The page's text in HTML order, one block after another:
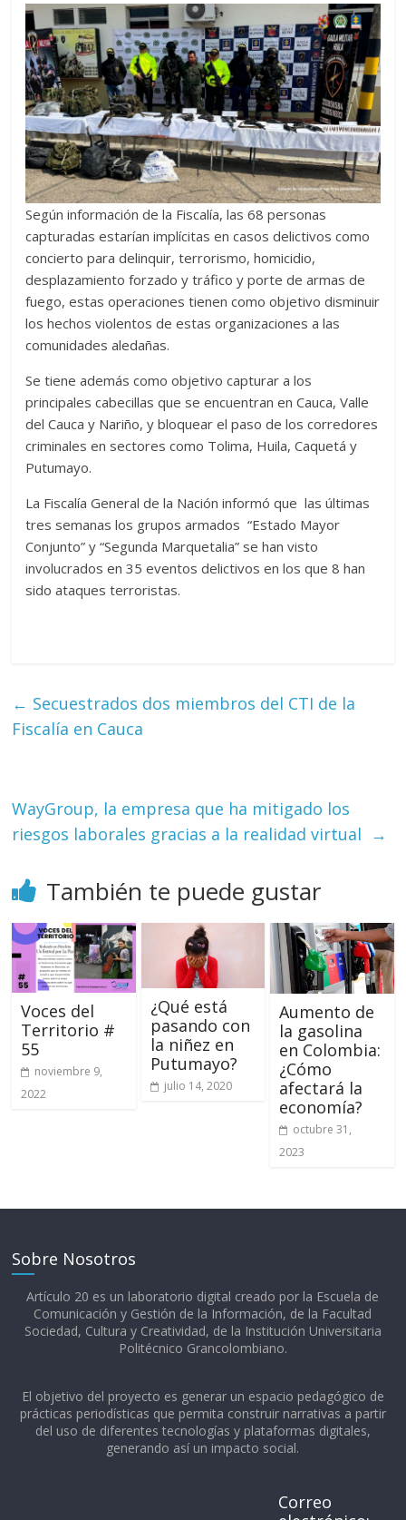
Según información de la Fiscalía, las 68 personas
capturadas estarían implícitas en casos delictivos como
concierto para delinquir, terrorismo, homicidio,
desplazamiento forzado y tráfico y porte de armas de
fuego, estas operaciones tienen como objetivo disminuir
los hechos violentos de estas organizaciones a las
comunidades aledañas.
Se tiene además como objetivo capturar a los
principales cabecillas que se encuentran en Cauca, Valle
del Cauca y Nariño, y bloquear el paso de los corredores
criminales en sectores como Tolima, Huila, Caquetá y
Putumayo.
La Fiscalía General de la Nación informó que las últimas
tres semanas los grupos armados “Estado Mayor
Conjunto” y “Segunda Marquetalia” se han visto
involucrados en 35 eventos delictivos en los que 8 han
sido ataques terroristas.
← Secuestrados dos miembros del CTI de la
Fiscalía en Cauca
WayGroup, la empresa que ha mitigado los
riesgos laborales gracias a la realidad virtual →
También te puede gustar
Voces del
Territorio #
55
noviembre 9,
2022
¿Qué está
pasando con
la niñez en
Putumayo?
julio 14, 2020
Aumento de
la gasolina
en Colombia:
¿Cómo
afectará la
economía?
octubre 31,
2023
Sobre Nosotros
Artículo 20 es un laboratorio digital creado por la Escuela de
Comunicación y Gestión de la Información, de la Facultad
Sociedad, Cultura y Creatividad, de la Institución Universitaria
Politécnico Grancolombiano.​
El objetivo del proyecto es generar un espacio pedagógico de
prácticas periodísticas que permita construir narrativas a partir
del uso de diferentes tecnologías y plataformas digitales,
generando así un impacto social.
Correo